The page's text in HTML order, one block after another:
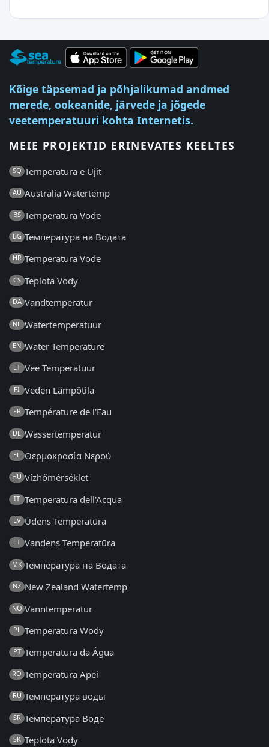
Kõige täpsemad ja põhjalikumad andmed
merede, ookeanide, järvede ja jõgede
veetemperatuuri kohta Internetis.
MEIE PROJEKTID ERINEVATES KEELTES
SQ Temperatura e Ujit
AU Australia Watertemp
BS Temperatura Vode
BG Температура на Водата
HR Temperatura Vode
CS Teplota Vody
DA Vandtemperatur
NL Watertemperatuur
EN Water Temperature
ET Vee Temperatuur
FI Veden Lämpötila
FR Température de l'Eau
DE Wassertemperatur
EL Θερμοκρασία Νερού
HU Vízhőmérséklet
IT Temperatura dell'Acqua
LV Ūdens Temperatūra
LT Vandens Temperatūra
MK Температура на Водата
NZ New Zealand Watertemp
NO Vanntemperatur
PL Temperatura Wody
PT Temperatura da Água
RO Temperatura Apei
RU Температура воды
SR Температура Воде
SK Teplota Vody